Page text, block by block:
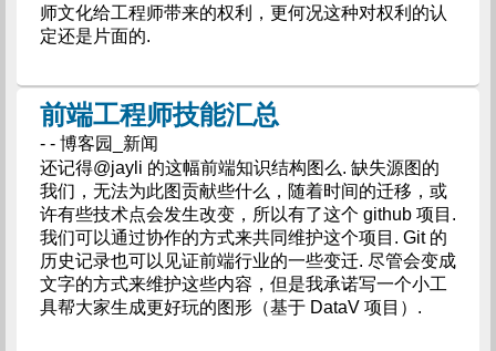
师文化给工程师带来的权利，更何况这种对权利的认
定还是片面的.
前端工程师技能汇总
- - 博客园_新闻
还记得@jayli 的这幅前端知识结构图么. 缺失源图的
我们，无法为此图贡献些什么，随着时间的迁移，或
许有些技术点会发生改变，所以有了这个 github 项目.
我们可以通过协作的方式来共同维护这个项目. Git 的
历史记录也可以见证前端行业的一些变迁. 尽管会变成
文字的方式来维护这些内容，但是我承诺写一个小工
具帮大家生成更好玩的图形（基于 DataV 项目）.